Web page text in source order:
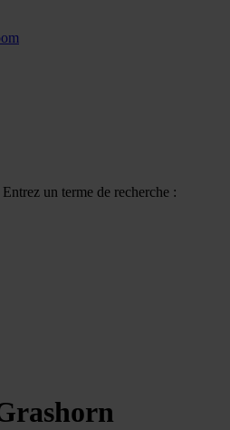
Entrez un terme de recherche :